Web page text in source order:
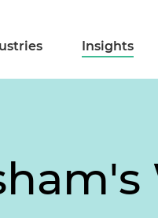
Insights